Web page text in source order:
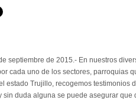
septiembre de 2015.- En nuestros
cada uno de los sectores, parroquias
estado Trujillo, recogemos testimonios
sin duda alguna se puede asegurar que